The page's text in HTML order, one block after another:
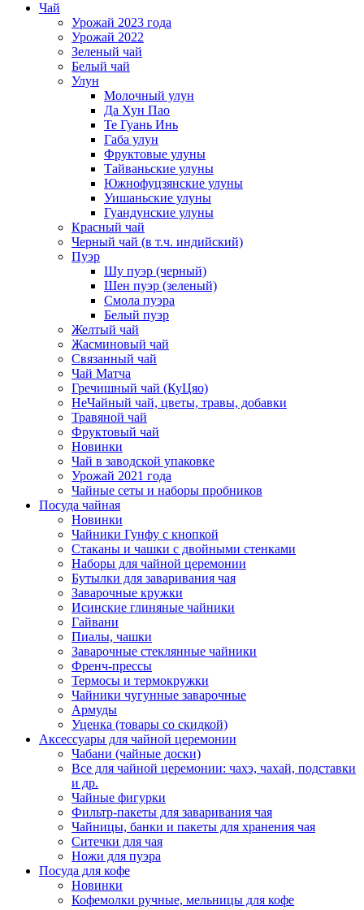
Чай
Урожай 2023 года
Урожай 2022
Зеленый чай
Белый чай
Улун
Молочный улун
Да Хун Пао
Те Гуань Инь
Габа улун
Фруктовые улуны
Тайваньские улуны
Южнофуцзянские улуны
Уишаньские улуны
Гуандунские улуны
Красный чай
Черный чай (в т.ч. индийский)
Пуэр
Шу пуэр (черный)
Шен пуэр (зеленый)
Смола пуэра
Белый пуэр
Желтый чай
Жасминовый чай
Связанный чай
Чай Матча
Гречишный чай (КуЦяо)
НеЧайный чай, цветы, травы, добавки
Травяной чай
Фруктовый чай
Новинки
Чай в заводской упаковке
Урожай 2021 года
Чайные сеты и наборы пробников
Посуда чайная
Новинки
Чайники Гунфу с кнопкой
Стаканы и чашки с двойными стенками
Наборы для чайной церемонии
Бутылки для заваривания чая
Заварочные кружки
Исинские глиняные чайники
Гайвани
Пиалы, чашки
Заварочные стеклянные чайники
Френч-прессы
Термосы и термокружки
Чайники чугунные заварочные
Армуды
Уценка (товары со скидкой)
Аксессуары для чайной церемонии
Чабани (чайные доски)
Все для чайной церемонии: чахэ, чахай, подставки
и др.
Чайные фигурки
Фильтр-пакеты для заваривания чая
Чайницы, банки и пакеты для хранения чая
Ситечки для чая
Ножи для пуэра
Посуда для кофе
Новинки
Кофемолки ручные, мельницы для кофе